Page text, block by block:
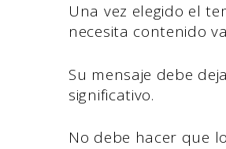
Una vez elegido el
necesita contenido
Su mensaje debe
significativo.
No debe hacer que